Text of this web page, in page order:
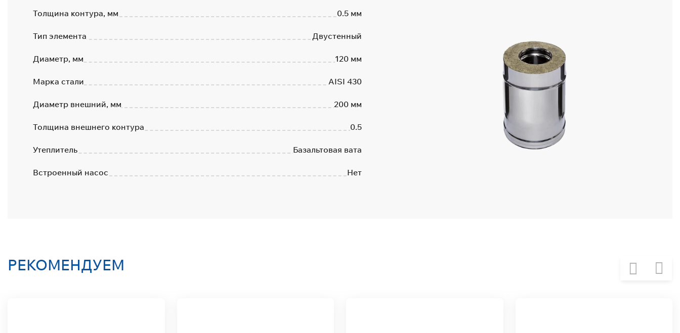
Толщина контура, мм 0.5 мм
Тип элемента Двустенный
Диаметр, мм 120 мм
Марка стали AISI 430
Диаметр внешний, мм 200 мм
Толщина внешнего контура 0.5
Утеплитель Базальтовая вата
Встроенный насос Нет
РЕКОМЕНДУЕМ